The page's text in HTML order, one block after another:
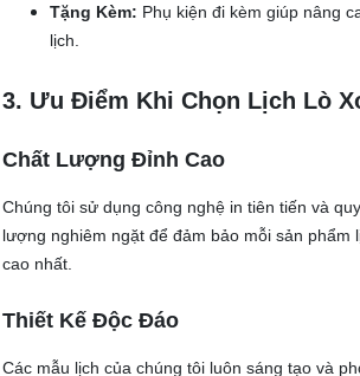
Tặng Kèm: Phụ kiện đi kèm giúp nâng
lịch.
3. Ưu Điểm Khi Chọn Lịch Lò
Chất Lượng Đỉnh Cao
Chúng tôi sử dụng công nghệ in tiên tiến và
lượng nghiêm ngặt để đảm bảo mỗi sản phẩm
cao nhất.
Thiết Kế Độc Đáo
Các mẫu lịch của chúng tôi luôn sáng tạo và